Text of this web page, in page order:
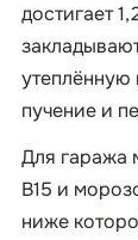
достигает
утеплённую
пучение и
Для гаража
B15 и
ниже